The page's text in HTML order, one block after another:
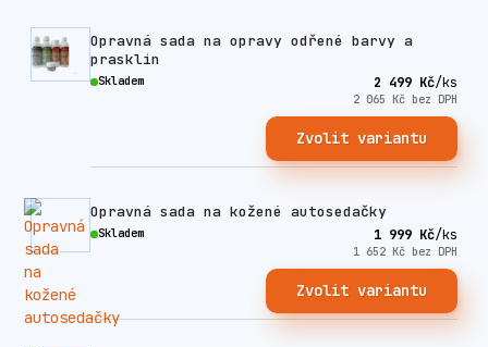
Opravná sada na opravy odřené barvy a
prasklin
2 499 Kč/ks
2 065 Kč bez DPH
Skladem
Zvolit variantu
Opravná sada na kožené autosedačky
1 999 Kč/ks
1 652 Kč bez DPH
Skladem
Zvolit variantu